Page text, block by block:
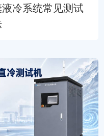
冷系统常见测试